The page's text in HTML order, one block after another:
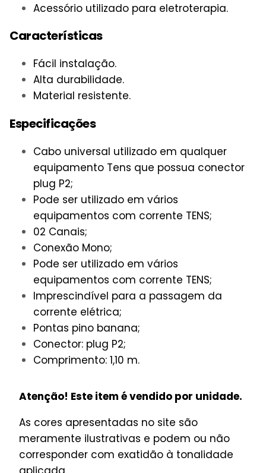
Acessório utilizado para eletroterapia.
Características
Fácil instalação.
Alta durabilidade.
Material resistente.
Especificações
Cabo universal utilizado em qualquer
equipamento Tens que possua conector
plug P2;
Pode ser utilizado em vários
equipamentos com corrente TENS;
02 Canais;
Conexão Mono;
Pode ser utilizado em vários
equipamentos com corrente TENS;
Imprescindível para a passagem da
corrente elétrica;
Pontas pino banana;
Conector: plug P2;
Comprimento: 1,10 m.
Atenção! Este item é vendido por unidade.
As cores apresentadas no site são
meramente ilustrativas e podem ou não
corresponder com exatidão à tonalidade